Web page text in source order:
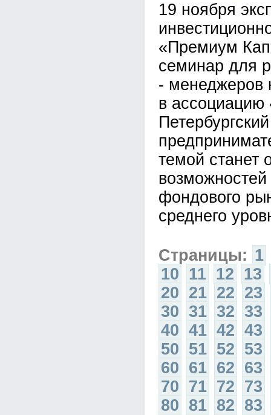
19 ноября
«Премиум
семинар для
- менеджеров
в ассоциацию
темой станет
фондового
среднего
Страницы: 1
10 11 12 13
20 21 22 23
30 31 32 33
40 41 42 43
50 51 52 53
60 61 62 63
70 71 72 73
80 81 82 83